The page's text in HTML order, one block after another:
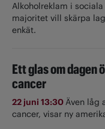
Alkoholreklam i
majoritet vill skärpa
enkät.
Ett glas om dagen
cancer
22 juni 13:30Även låg
cancer, visar ny